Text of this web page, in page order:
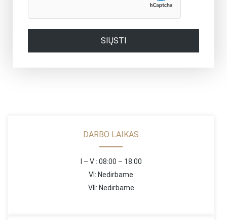
SIŲSTI
DARBO LAIKAS
I – V : 08:00 – 18:00
VI: Nedirbame
VII: Nedirbame